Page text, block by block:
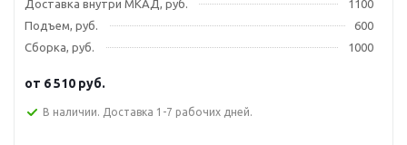
Доставка внутри МКАД, руб.
1100
Подъем, руб.
600
Сборка, руб.
1000
от 6 510 руб.
В наличии. Доставка 1-7 рабочих дней.